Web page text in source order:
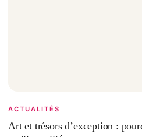
ACTUALITÉS
Art et trésors d’exception :